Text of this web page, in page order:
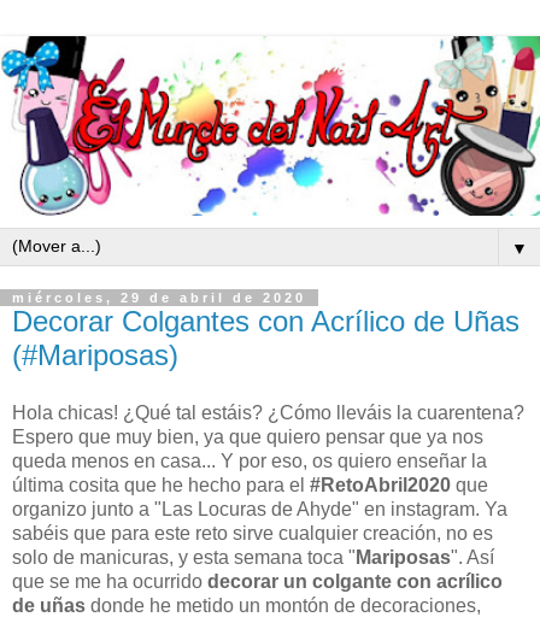
▼
miércoles, 29 de abril de 2020
Decorar Colgantes con Acrílico de Uñas
(#Mariposas)
Hola chicas! ¿Qué tal estáis? ¿Cómo lleváis la cuarentena?
Espero que muy bien, ya que quiero pensar que ya nos
queda menos en casa... Y por eso, os quiero enseñar la
última cosita que he hecho para el #RetoAbril2020 que
organizo junto a "Las Locuras de Ahyde" en instagram. Ya
sabéis que para este reto sirve cualquier creación, no es
solo de manicuras, y esta semana toca " Mariposas". Así
que se me ha ocurrido decorar un colgante con acrílico
de uñas donde he metido un montón de decoraciones,